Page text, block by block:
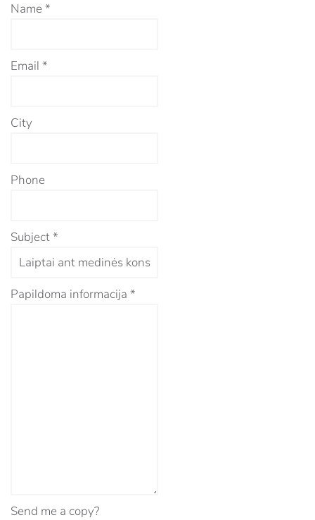
Name *
Email *
City
Phone
Subject*
Papildoma informacija *
Send me a copy?